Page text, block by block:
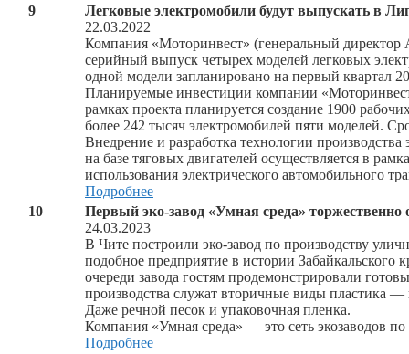
9
Легковые электромобили будут выпускать в
22.03.2022
Компания «Моторинвест» (генеральный директор
серийный выпуск четырех моделей легковых
одной модели запланировано на первый квартал
Планируемые инвестиции компании
рамках проекта планируется создание 1900
более 242 тысяч электромобилей пяти моделей.
Внедрение и разработка технологии
на базе тяговых двигателей осуществляется в
использования электрического автомобильного
Подробнее
10
Первый эко-завод «Умная среда»
24.03.2023
В Чите построили эко-завод по производству
подобное предприятие в истории
очереди завода гостям продемонстрировали
производства служат вторичные виды пластика
Даже речной песок и упаковочная пленка.
Компания «Умная среда» — это сеть экозаводов
Подробнее